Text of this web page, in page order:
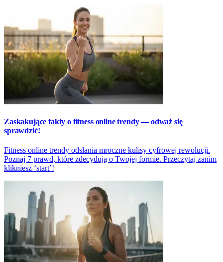
Zaskakujące fakty o fitness online trendy — odważ się
sprawdzić!
Fitness online trendy odsłania mroczne kulisy cyfrowej rewolucji.
Poznaj 7 prawd, które zdecydują o Twojej formie. Przeczytaj zanim
klikniesz ‘start’!